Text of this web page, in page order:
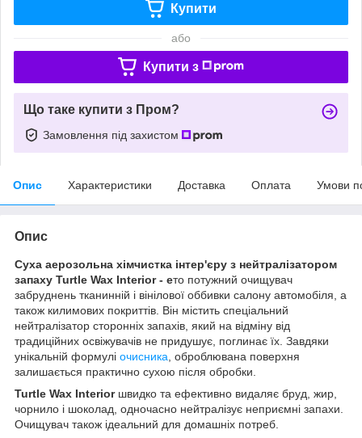
Купити
або
Купити з
Що таке купити з Пром?
Замовлення під захистом
Опис Характеристики Доставка Оплата Умови
Опис
Суха аерозольна хімчистка інтер'єру з нейтралізатором
запаху Turtle Wax Interior - ето потужний очищувач
забруднень тканинній і вінілової оббивки салону автомобіля, а
також килимових покриттів. Він містить спеціальний
нейтралізатор сторонніх запахів, який на відміну від
традиційних освіжувачів не придушує, поглинає їх. Завдяки
унікальній формулі очисника , оброблювана поверхня
залишається практично сухою після обробки.
Turtle Wax Interiorшвидко та ефективно видаляє бруд, жир,
чорнило і шоколад, одночасно нейтралізує неприємні запахи.
Очищувач також ідеальний для домашніх потреб.